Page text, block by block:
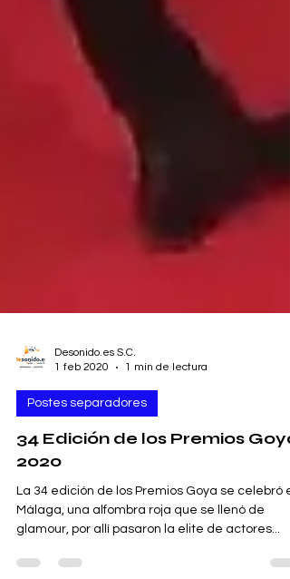
1 feb 2020
1 min de lectura
Postes separadores
34 Edición de los Premios Goya
2020
La 34 edición de los Premios Goya se celebró
Málaga, una alfombra roja que se llenó de
glamour, por allí pasaron la elite de actores...